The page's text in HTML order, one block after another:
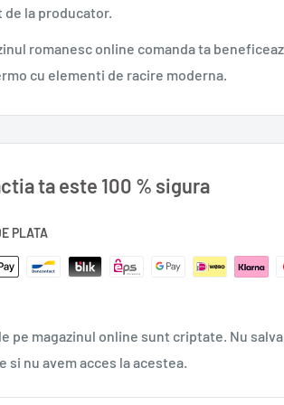
este o privire revelatoare, uneori şocantă
sexe. Şi poate mai important pentru
putem împăca diferenţele de gândire dintre
veţi învăţa secretele celuilalt, nu veţi mai
şi a mustrărilor de conştiinţă.
2019
344
a
Irina - Margareta Nistor
978-606-44-0178-6
de la producator.
romanesc online comanda ta
cu elementi de racire moderna.
ta este 100 % sigura
PLATA
pe magazinul online sunt criptate. Nu
si nu avem acces la acestea.